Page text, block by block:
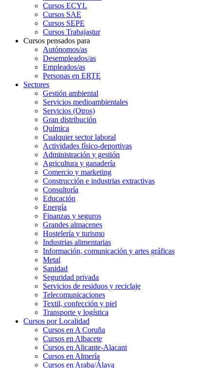
Cursos ECYL
Cursos SAE
Cursos SEPE
Cursos Trabajastur
Cursos pensados para
Autónomos/as
Desempleados/as
Empleados/as
Personas en ERTE
Sectores
Gestión ambiental
Servicios medioambientales
Servicios (Otros)
Gran distribución
Química
Cualquier sector laboral
Actividades físico-deportivas
Administración y gestión
Agricultura y ganadería
Comercio y marketing
Construcción e industrias extractivas
Consultoría
Educación
Energía
Finanzas y seguros
Grandes almacenes
Hostelería y turismo
Industrias alimentarias
Información, comunicación y artes gráficas
Metal
Sanidad
Seguridad privada
Servicios de residuos y reciclaje
Telecomunicaciones
Textil, confección y piel
Transporte y logística
Cursos por Localidad
Cursos en A Coruña
Cursos en Albacete
Cursos en Alicante-Alacant
Cursos en Almería
Cursos en Araba/Álava